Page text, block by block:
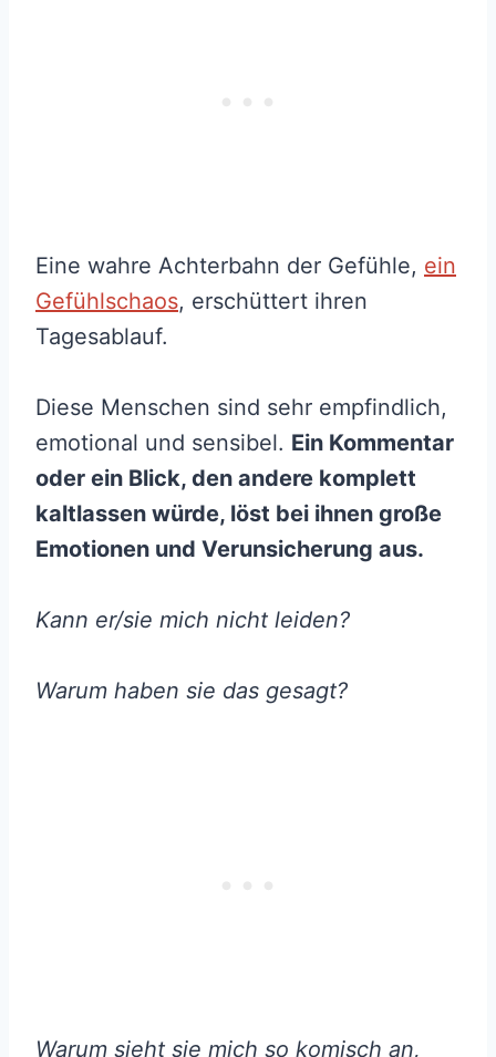
Eine wahre Achterbahn der Gefühle, ein
Gefühlschaos, erschüttert ihren
Tagesablauf.
Diese Menschen sind sehr empfindlich,
emotional und sensibel. Ein Kommentar
oder ein Blick, den andere komplett
kaltlassen würde, löst bei ihnen große
Emotionen und Verunsicherung aus.
Kann er/sie mich nicht leiden?
Warum haben sie das gesagt?
Warum sieht sie mich so komisch an,